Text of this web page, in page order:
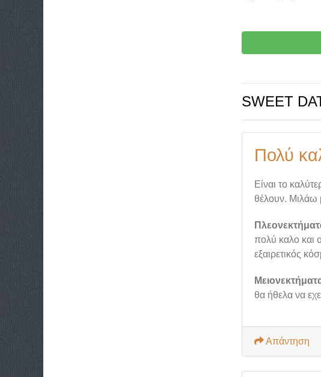
SWEET
Πολύ
Είναι το
θέλουν. Μιλάω
πολύ καλο και
εξαιρετικός
θα ήθελα να
Απάντηση